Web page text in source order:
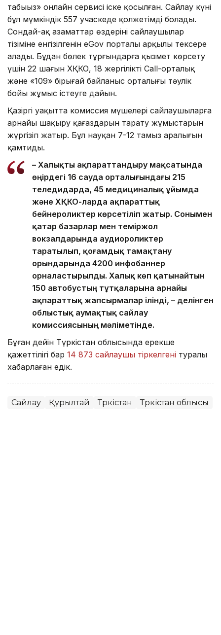
табыңыз» онлайн сервисі іске қосылған. Сайлау күні
бұл мүмкіндік 557 учаскеде қолжетімді болады.
Сондай-ақ азаматтар өздерінің сайлаушылар
тізіміне енгізілгенін eGov порталы арқылы тексере
алады. Бұдан бөлек тұрғындарға қызмет көрсету
үшін 22 шағын ХҚКО, 18 жергілікті Call-орталық
және «109» бірыңғай байланыс орталығы тәулік
бойы жұмыс істеуге дайын.
Қазіргі уақытта комиссия мүшелері сайлаушыларға
арнайы шақыру қағаздарын тарату жұмыстарын
жүргізіп жатыр. Бұл науқан 7-12 тамыз аралығын
қамтиды.
– Халықты ақпараттандыру мақсатында
өңірдегі 16 сауда орталығындағы 215
теледидарда, 45 медициналық ұйымда
және ХҚКО-ларда ақпараттық
бейнероликтер көрсетіліп жатыр. Сонымен
қатар базарлар мен теміржол
вокзалдарында аудиороликтер
таратылып, қоғамдық тамақтану
орындарында 4200 инфобаннер
орналастырылды. Халық көп қатынайтын
150 автобустың тұтқаларына арнайы
ақпараттық жапсырмалар ілінді, – делінген
облыстық аумақтық сайлау
комиссиясының мәліметінде.
Бұған дейін Түркістан облысында ерекше
қажеттілігі бар 14 873 сайлаушы тіркелгені туралы
хабарлаған едік.
Сайлау Құрылтай Түркістан Түркістан облысы